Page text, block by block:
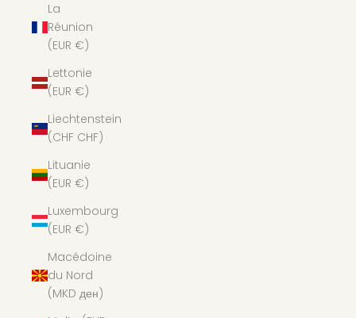
La
Réunion
(EUR €)
Lettonie
(EUR €)
Liechtenstein
(CHF CHF)
Lituanie
(EUR €)
Luxembourg
(EUR €)
Macédoine
du Nord
(MKD ден)